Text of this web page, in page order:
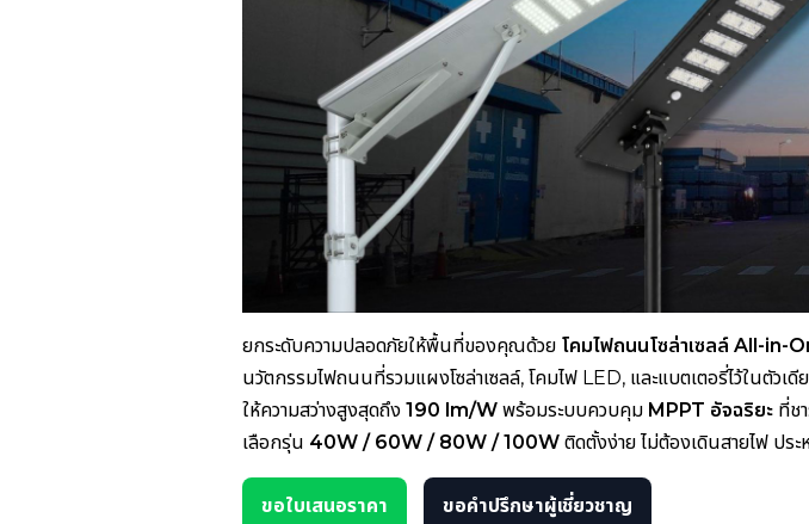
ยกระดับความปลอดภัยให้พื้นที่ของคุณด้วย โคมไฟถนนโซล่าเซลล์ All-in-
นวัตกรรมไฟถนนที่รวมแผงโซล่าเซลล์, โคมไฟ LED, และแบตเตอรี่ไว้ในตั
ให้ความสว่างสูงสุดถึง 190 lm/W พร้อมระบบควบคุม MPPT อัจฉริยะ ที่ช
เลือกรุ่น 40W / 60W / 80W / 100W ติดตั้งง่าย ไม่ต้องเดินสายไฟ ปร
ขอใบเสนอราคา ขอคำปรึกษาผู้เชี่ยวชาญ